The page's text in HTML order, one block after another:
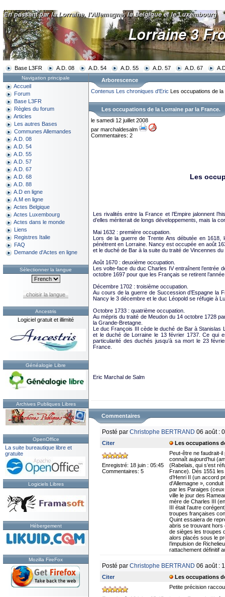
Base L3FR A.D. 08 A.D. 54 A.D. 55 A.D. 57 A.D. 67
Navigation principale
Accueil
Forum
Base L3FR
Règles du forum
Articles
Les autres Bases
Communes Allemandes
A.D. 08
A.D. 54
A.D. 55
A.D. 57
A.D. 67
A.D. 68
A.D. 88
A.D en ligne
A.M en ligne
Actes Belgique
Actes Luxembourg
Actes dans le monde
Liens
Registres Italie
FAQ
Demande d'Actes en ligne
Sélectionner la langue
choisir la langue
Ancestris
Logiciel gratuit et illimité
Généalogie Libre
Archives Publiques Libres
OpenOffice
La suite bureautique libre et
gratuite
Logiciels Libres
Hébergement
Mozilla FireFox
Arborescence
Contenus Les chroniques d'Eric Les occupations de
Les occupations de la Lorraine par la France.
le samedi 12 juillet 2008
par marchaldesalm
Commentaires: 2
Les
Les rivalités entre la France et l’Empire jalonnent
d’elles mériterait de longs développements, mais la
Mai 1632 : première occupation.
Lors de la guerre de Trente Ans débutée en 1618,
pénètrent en Lorraine. Nancy est occupée en août
et le duché de Bar à la suite du traité de Vincennes
Août 1670 : deuxième occupation.
Les volte-face du duc Charles IV entraînent l’entrée
octobre 1697 pour que les Français se retirent
Décembre 1702 : troisième occupation.
Au cours de la guerre de Succession d’Espagne la
Nancy le 3 décembre et le duc Léopold se réfugie à
Octobre 1733 : quatrième occupation.
Au mépris du traité de Meudon du 14 octobre 1728
la Grande-Bretagne.
Le duc François III cède le duché de Bar à Stanislas
et le duché de Lorraine le 13 février 1737. Ce qui
particularité des duchés jusqu’à sa mort le 23
France.
Eric Marchal de Salm
Commentaires
Posté par Christophe BERTRAND 06 août :
Citer Les occupations
Enregistré: 18 juin : 05:45
Commentaires: 5
Peut-être ne faudrait-il
connaît aujourd’hui
(Rabelais, qui s’est
France). Dés 1551
d’Henri II (un accord
d'Allemagne »,
par les Paraiges
ville le jour des
mère de Charles III
III était l’autre
troupes françaises
Quint essaiera de
abris se trouvant hors
de sièges les troupes
alors placés sous le
l’impulsion de
rattachement définitif
Posté par Christophe BERTRAND 06 août :
Citer Les occupations
Petite précision